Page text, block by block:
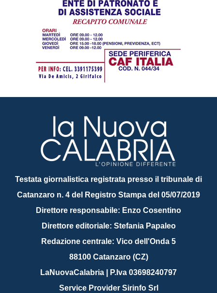
Testata giornalistica registrata presso il tribunale di
Catanzaro n. 4 del Registro Stampa del 05/07/2019
Direttore responsabile: Enzo Cosentino
Direttore editoriale: Stefania Papaleo
Redazione centrale: Vico dell'Onda 5
88100 Catanzaro (CZ)
LaNuovaCalabria | P.Iva 03698240797
Service Provider Sirinfo Srl